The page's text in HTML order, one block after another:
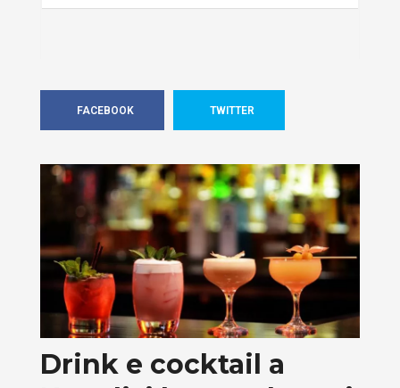
FACEBOOK TWITTER
Drink e cocktail a